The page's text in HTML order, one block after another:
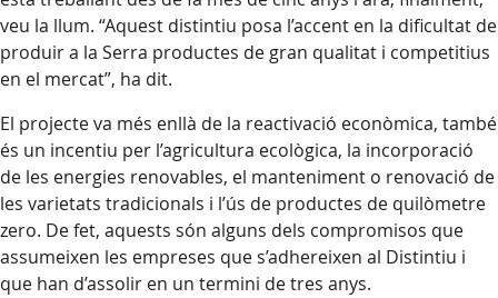
veu la llum. “Aquest distintiu posa l’accent en la dificultat de
produir a la Serra productes de gran qualitat i competitius
en el mercat”, ha dit.
El projecte va més enllà de la reactivació econòmica, també
és un incentiu per l’agricultura ecològica, la incorporació
de les energies renovables, el manteniment o renovació de
les varietats tradicionals i l’ús de productes de quilòmetre
zero. De fet, aquests són alguns dels compromisos que
assumeixen les empreses que s’adhereixen al Distintiu i
que han d’assolir en un termini de tres anys.